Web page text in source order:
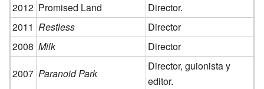
2012 Promised Land
Director.
2011 Restless
Director
2008 Milk
Director
2007 Paranoid Park
Director, guionista y
editor.